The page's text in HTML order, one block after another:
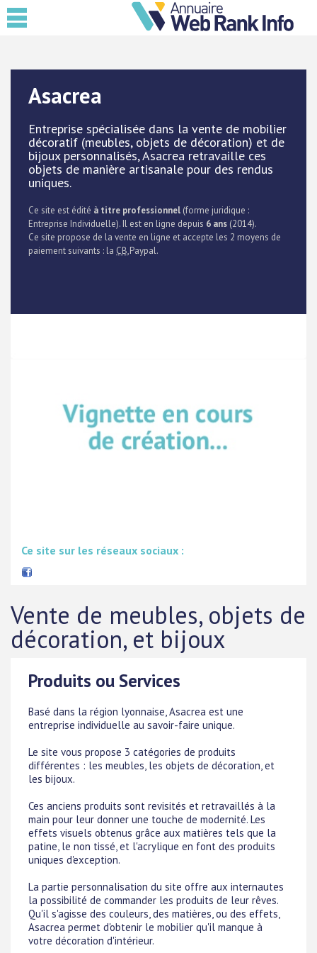
Asacrea
Entreprise spécialisée dans la vente de mobilier
décoratif (meubles, objets de décoration) et de
bijoux personnalisés, Asacrea retravaille ces
objets de manière artisanale pour des rendus
uniques.
Ce site est édité à titre professionnel (forme juridique :
Entreprise Individuelle). Il est en ligne depuis 6 ans (2014).
Ce site propose de la vente en ligne et accepte les 2 moyens de
paiement suivants : la CB,Paypal.
Ce site sur les réseaux sociaux :
Vente de meubles, objets de
décoration, et bijoux
Produits ou Services
Basé dans la région lyonnaise, Asacrea est une
entreprise individuelle au savoir-faire unique.
Le site vous propose 3 catégories de produits
différentes : les meubles, les objets de décoration, et
les bijoux.
Ces anciens produits sont revisités et retravaillés à la
main pour leur donner une touche de modernité. Les
effets visuels obtenus grâce aux matières tels que la
patine, le non tissé, et l'acrylique en font des produits
uniques d'exception.
La partie personnalisation du site offre aux internautes
la possibilité de commander les produits de leur rêves.
Qu'il s'agisse des couleurs, des matières, ou des effets,
Asacrea permet d'obtenir le mobilier qu'il manque à
votre décoration d'intérieur.